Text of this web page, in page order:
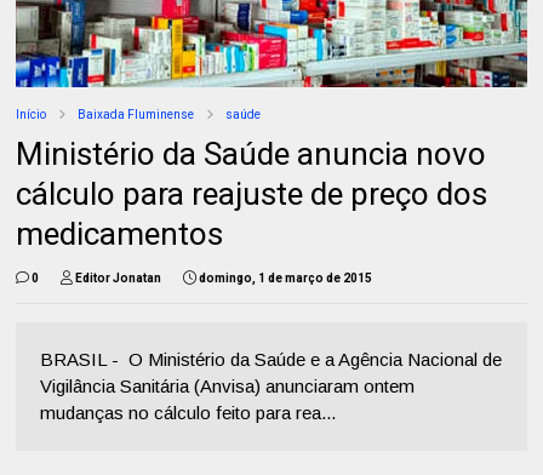
Início Baixada Fluminense saúde
Ministério da Saúde anuncia novo
cálculo para reajuste de preço dos
medicamentos
0 Editor Jonatan domingo, 1 de março de 2015
BRASIL - O Ministério da Saúde e a Agência Nacional de
Vigilância Sanitária (Anvisa) anunciaram ontem
mudanças no cálculo feito para rea...